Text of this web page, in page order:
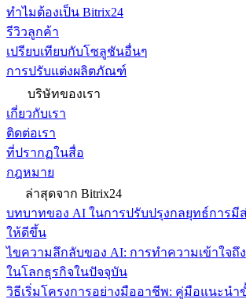
ทำไมต้องเป็น Bitrix24
รีวิวลูกค้า
เปรียบเทียบกับโซลูชันอื่นๆ
การปรับแต่งผลิตภัณฑ์
บริษัทของเรา
เกี่ยวกับเรา
ติดต่อเรา
ที่ปรากฏในสื่อ
กฎหมาย
ล่าสุดจาก Bitrix24
บทบาทของ AI ในการปรับปรุงกลยุทธ์การมี
ให้ดีขึ้น
ไขความลึกลับของ AI: การทำความเข้าใจถึ
ในโลกธุรกิจในปัจจุบัน
วิธีเริ่มโครงการอย่างมืออาชีพ: คู่มือแนะนำ